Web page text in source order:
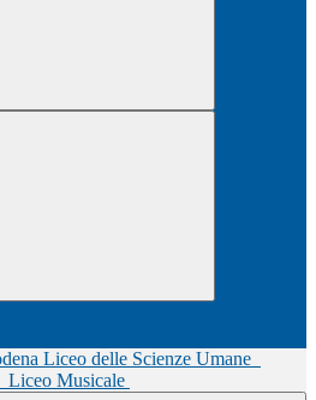
Liceo delle Scienze Umane
Liceo Musicale